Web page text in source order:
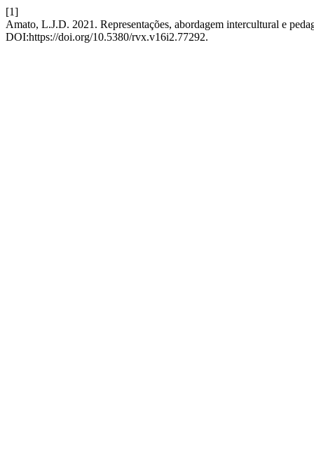
[1]
Amato, L.J.D. 2021. Representações, abordagem intercultural e
DOI:https://doi.org/10.5380/rvx.v16i2.77292.